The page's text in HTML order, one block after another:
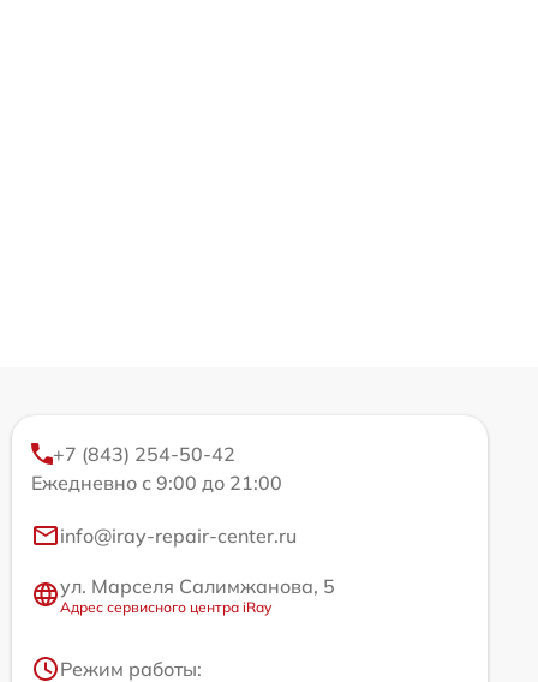
+7 (843) 254-50-42
Ежедневно с 9:00 до 21:00
info@iray-repair-center.ru
ул. Марселя Салимжанова, 5
Адрес сервисного центра iRay
Режим работы: